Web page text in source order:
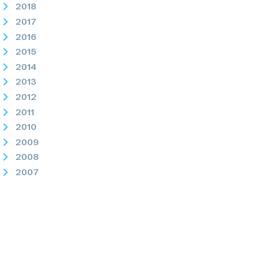
2018
2017
2016
2015
2014
2013
2012
2011
2010
2009
2008
2007